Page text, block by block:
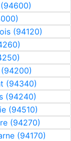
(94120)
(94340)
(94240)
(94510)
(94270)
(94170)